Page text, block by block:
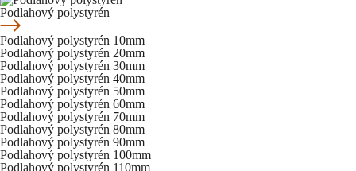
Podlahový polystyrén
Podlahový polystyrén 10mm
Podlahový polystyrén 20mm
Podlahový polystyrén 30mm
Podlahový polystyrén 40mm
Podlahový polystyrén 50mm
Podlahový polystyrén 60mm
Podlahový polystyrén 70mm
Podlahový polystyrén 80mm
Podlahový polystyrén 90mm
Podlahový polystyrén 100mm
Podlahový polystyrén 110mm